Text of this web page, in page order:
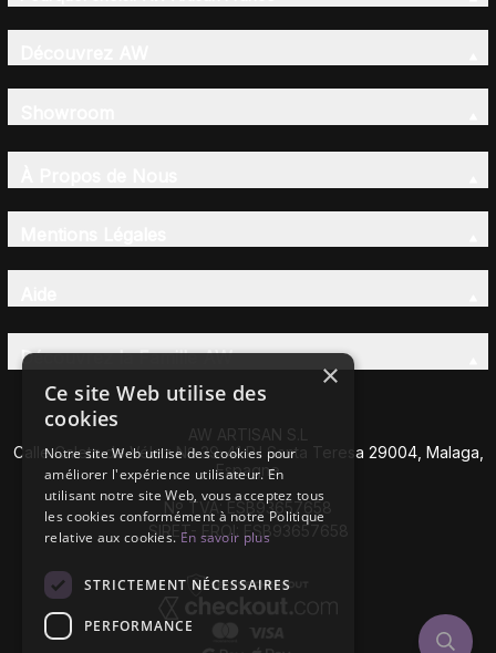
Découvrez la Famille AW
AW ARTISAN S.L
Calle Caleta de Vélez Nº 39-41 P.I Santa Teresa 29004, Malaga,
Espagne
Nº TVA: ESB93657658
SIRET- EROI: ESB93657658
×
Ce site Web utilise des
cookies
Notre site Web utilise des cookies pour
améliorer l'expérience utilisateur. En
utilisant notre site Web, vous acceptez tous
les cookies conformément à notre Politique
relative aux cookies.En savoir plus
STRICTEMENT NÉCESSAIRES
PERFORMANCE